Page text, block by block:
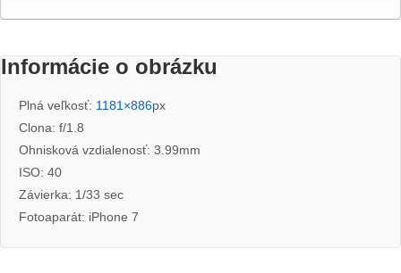
Informácie o obrázku
Plná veľkosť: 1181×886px
Clona: f/1.8
Ohnisková vzdialenosť: 3.99mm
ISO: 40
Závierka: 1/33 sec
Fotoaparát: iPhone 7